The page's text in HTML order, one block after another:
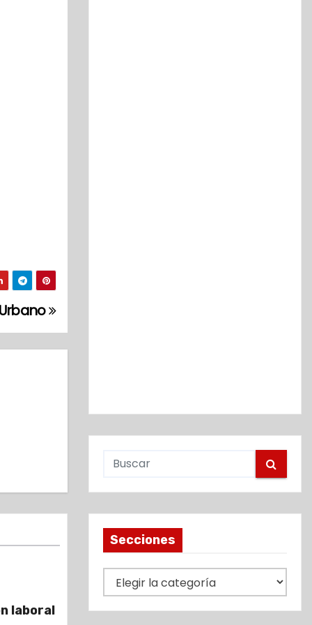
laboral
Secciones
e
c